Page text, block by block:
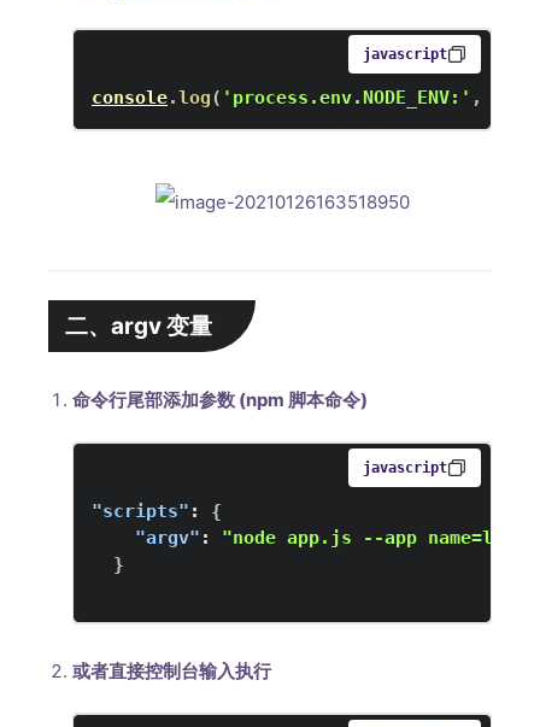
javascript
console.log( 'process.env.NODE_ENV:' ,
二、argv 变量
命令行尾部添加参数 (npm 脚本命令)
javascript
"scripts" :
{
"argv" :
"node app.js --app
}
或者直接控制台输入执行